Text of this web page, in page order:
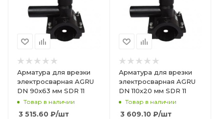
Арматура для врезки
электросварная AGRU
DN 90х63 мм SDR 11
Товар в наличии
3 515.60 ₽/шт
Арматура для врезки
электросварная AGRU
DN 110х20 мм SDR 11
Товар в наличии
3 609.10₽/шт